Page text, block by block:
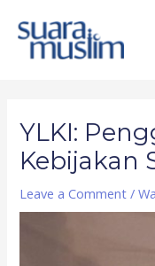
content
YLKI:
Kebijakan
Leave a Comment /